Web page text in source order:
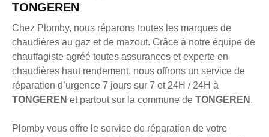
TONGEREN
Chez Plomby, nous réparons toutes les marques de
chaudières au gaz et de mazout. Grâce à notre équipe de
chauffagiste agréé toutes assurances et experte en
chaudières haut rendement, nous offrons un service de
réparation d’urgence 7 jours sur 7 et 24H / 24H à
TONGEREN et partout sur la commune de TONGEREN .
Plomby vous offre le service de réparation de votre